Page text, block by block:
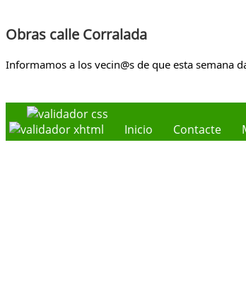
Obras calle Corralada
Informamos a los vecin@s de que esta semana
Inicio Contacte